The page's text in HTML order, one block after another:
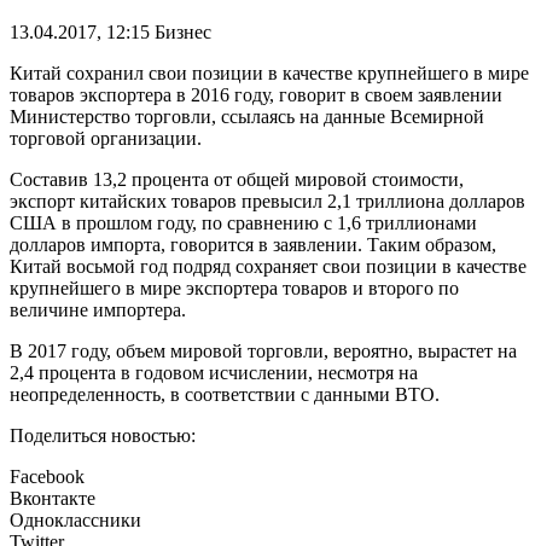
13.04.2017, 12:15 Бизнес
Китай сохранил свои позиции в качестве крупнейшего в мире
товаров экспортера в 2016 году, говорит в своем заявлении
Министерство торговли, ссылаясь на данные Всемирной
торговой организации.
Составив 13,2 процента от общей мировой стоимости,
экспорт китайских товаров превысил 2,1 триллиона долларов
США в прошлом году, по сравнению с 1,6 триллионами
долларов импорта, говорится в заявлении. Таким образом,
Китай восьмой год подряд сохраняет свои позиции в качестве
крупнейшего в мире экспортера товаров и второго по
величине импортера.
В 2017 году, объем мировой торговли, вероятно, вырастет на
2,4 процента в годовом исчислении, несмотря на
неопределенность, в соответствии с данными ВТО.
Поделиться новостью:
Facebook
Вконтакте
Одноклассники